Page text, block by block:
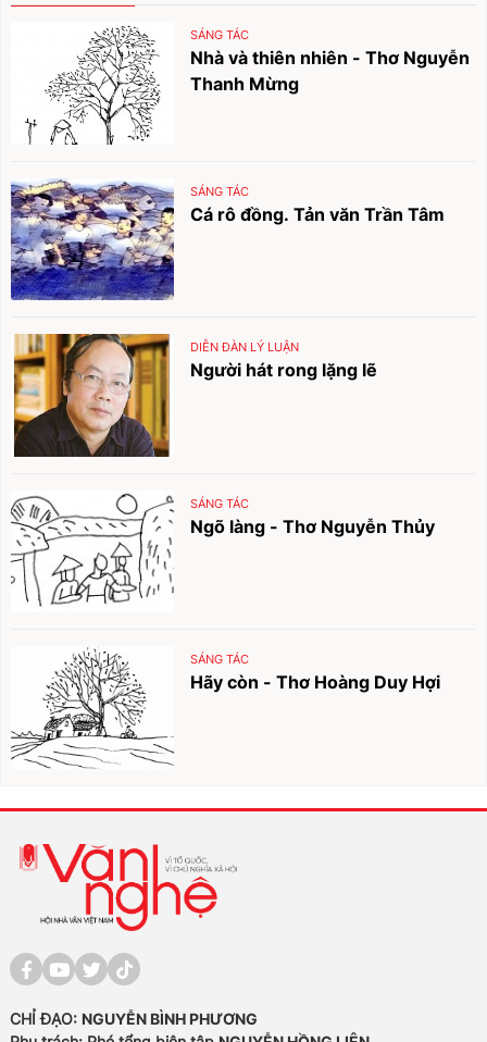
SÁNG TÁC
Nhà và thiên nhiên - Thơ Nguyễn
Thanh Mừng
SÁNG TÁC
Cá rô đồng. Tản văn Trần Tâm
DIỄN ĐÀN LÝ LUẬN
Người hát rong lặng lẽ
SÁNG TÁC
Ngõ làng - Thơ Nguyễn Thủy
SÁNG TÁC
Hãy còn - Thơ Hoàng Duy Hợi
CHỈ ĐẠO: NGUYỄN BÌNH PHƯƠNG